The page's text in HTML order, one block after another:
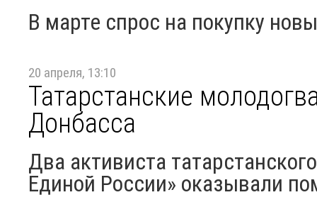
В марте спрос на покупку
20 апреля, 13:10
Татарстанские
Донбасса
Два активиста
Единой России» оказывали